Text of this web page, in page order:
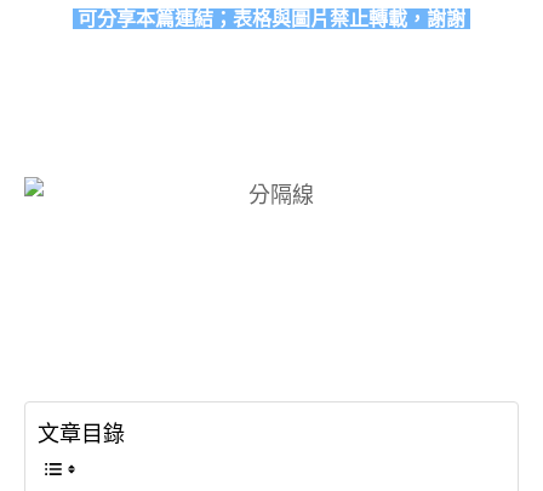
可分享本篇連結；表格與圖片禁止轉載，謝謝
文章目錄